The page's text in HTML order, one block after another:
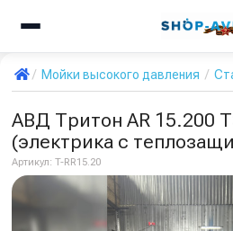
Мойки высокого давления
АВД Тритон AR 15.200
(электрика с
Артикул: T-RR15.20